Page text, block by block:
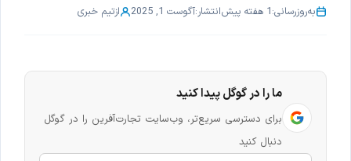
به‌روزرسانی:1 هفته پیش انتشار:آگوست 1, 2025 ازتیم خبری
ما را در گوگل پیدا کنید
برای دسترسی سریع‌تر، وب‌سایت تجارت‌آفرین را در گوگل
دنبال کنید